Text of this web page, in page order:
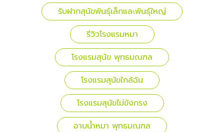
รับฝากสุนัขพันธุ์เล็กและพันธุ์ใหญ่
รีวิวโรงแรมหมา
โรงแรมสุนัข พุทธมณฑล
โรงแรมสุนัขใกล้ฉัน
โรงแรมสุนัขไม่ขังกรง
อาบน้ำหมา พุทธมณฑล